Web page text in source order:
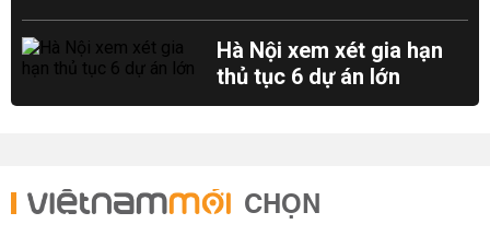
Hà Nội xem xét gia hạn
thủ tục 6 dự án lớn
CHỌN